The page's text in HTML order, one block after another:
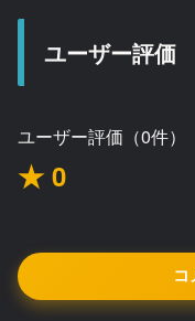
ユーザー評価
ユーザー評価（0件）
★ 0
コ